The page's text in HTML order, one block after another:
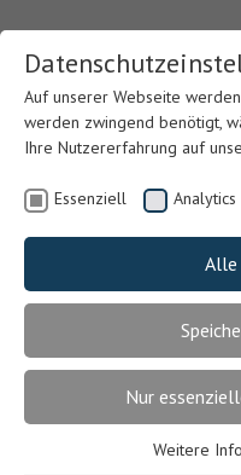
Auf unserer Webseite
werden zwingend benötigt,
Ihre Nutzererfahrung auf
Essenziell Analytics
Alle
Nur
Weitere